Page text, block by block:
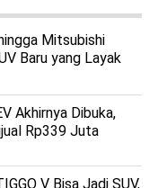
Mitsubishi
Baru yang Layak
Akhirnya Dibuka,
Rp339 Juta
V Bisa Jadi SUV,